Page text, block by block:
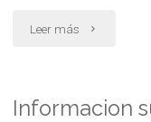
Leer más "Ius
aplicación
Informacion